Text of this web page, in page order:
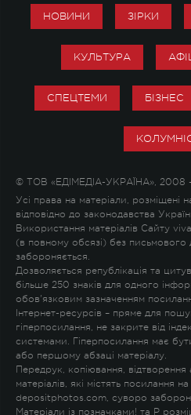
НОВИНИ ЗІРКИ
КУЛЬТУРА
СПЕЦТЕМИ БІЗНЕС
© ТОВ «ЕДІМЕДІА-УКРАЇНА», 2008
Усі права на матеріали, розміщені
відповідно до законодавства
Використання матеріалів Сайту
(в повному обсязі) без письмового
забороняється.
Дозволяється републікація та
більше 250 знаків для одного
обов'язковим зазначенням
Інтернет-ресурсів – пряме для
гіперпосилання, не закрите від
системами. Гіперпосилання має
або першому абзаці матеріалу.
Передрук, копіювання,
матеріалів, які містять посилання
depositphotos.com, суворо
Матеріали із позначками! та P